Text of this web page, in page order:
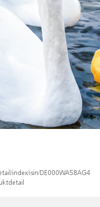
index/isin/DE000WA58AG4